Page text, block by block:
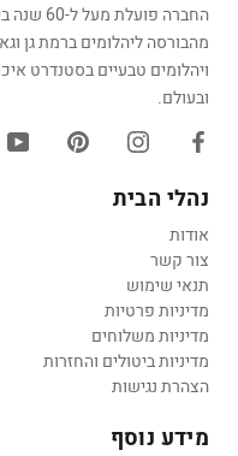
החברה
מהבורסה ליהלומים ברמת גן
ויהלומים טבעיים בסטנדרט
ובעולם.
נהלי הבית
אודות
צור קשר
תנאי שימוש
מדיניות פרטיות
מדיניות משלוחים
מדיניות ביטולים והחזרות
הצהרת נגישות
מידע נוסף